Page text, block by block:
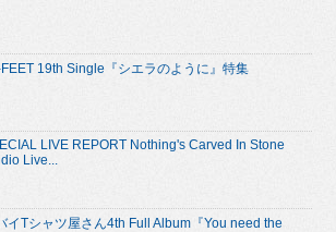
19th Single『シエラのように』特集
LIVE REPORT Nothing's Carved In Stone
Live...
イTシャツ屋さん4th Full Album『You need the